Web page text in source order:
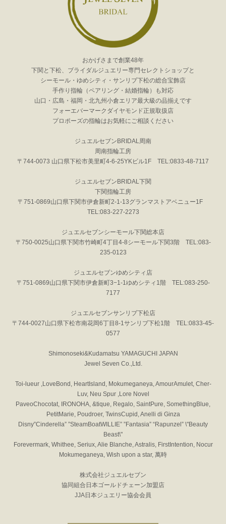
おかげさまで創業48年
下関と下松、ブライダルジュエリー専門セレクトショップと
シーモール・ゆめシティ・サンリブ下松の総合宝飾店
手作り指輪（ペアリング・結婚指輪）も対応
山口・広島・福岡・北九州小倉エリア最大級の品揃えです
フォーエバーマークダイヤモンド正規取扱店
プロポーズの指輪はお気軽にご相談ください
ジュエルセブンBRIDAL周南
周南指輪工房
〒744-0073 山口県下松市美里町4-6-25YKビル1F TEL:0833-48-7117
ジュエルセブンBRIDAL下関
下関指輪工房
〒751-0869山口県下関市伊倉新町2-1-13グランマストアベニュー1F
TEL:083-227-2273
ジュエルセブンシーモール下関総本店
〒750-0025山口県下関市竹崎町4丁目4-8シーモール下関3階 TEL:083-
235-0123
ジュエルセブンゆめシティ店
〒751-0869山口県下関市伊倉新町3−1-1ゆめシティ1階 TEL:083-250-
7177
ジュエルセブンサンリブ下松店
〒744-0027山口県下松市南花岡6丁目8-1サンリブ下松1階 TEL:0833-45-
0577
Shimonoseki&Kudamatsu YAMAGUCHI JAPAN
Jewel Seven Co.,Ltd.
Toi-lueur ,LoveBond, HeartIsland, Mokumeganeya, AmourAmulet, Cher-
Luv, Neu Spur ,Lore Novel
PaveoChocotat, IRONOHA, &tique, Regalo, SaintPure, SomethingBlue,
PetitMarie, Poudroer, TwinsCupid, Anelli di Ginza
Disny”Cinderella” ”SteamBoatWILLIE” ”Fantasia” “Rapunzel” \"Beauty
Beast\"
Forevermark, Whithee, Seriux, Alie Blanche, Astralis, FirstIntention, Nocur
Mokumeganeya, Wish upon a star, 萬時
株式会社ジュエルセブン
協同組合日本ゴールドチェーン加盟店
JJA日本ジュエリー協会会員